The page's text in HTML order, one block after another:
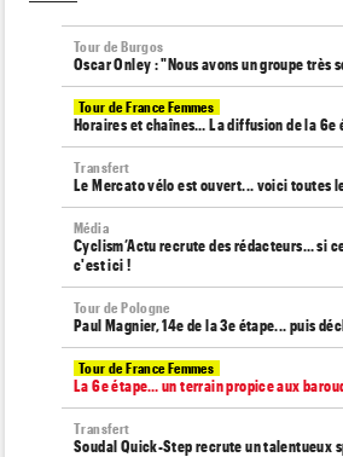
Tour de Burgos
Oscar Onley : "Nous avons un groupe très
Tour de France Femmes
Horaires et chaînes… La diffusion de la 6e
Transfert
Le Mercato vélo est ouvert... voici toutes
Média
Cyclism’Actu recrute des rédacteurs… si
c'est ici !
Tour de Pologne
Paul Magnier, 14e de la 3e étape... puis
Tour de France Femmes
La 6e étape… un terrain propice aux
Transfert
Soudal Quick-Step recrute un talentueux